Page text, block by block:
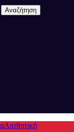
Αναζήτηση
Αισθητική